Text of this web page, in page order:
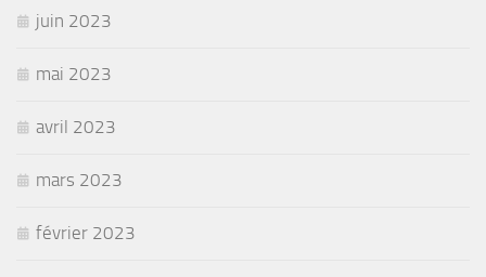
juin 2023
mai 2023
avril 2023
mars 2023
février 2023